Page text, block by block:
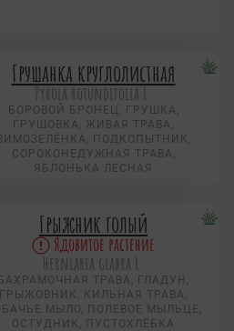
Грушанка круглолистная
Pyrola rotundifolia L.
БОРОВОЙ БРОНЕЦ, ГРУШКА,
ГРУШОВКА, ЖИВАЯ ТРАВА,
ПОДКОПЫТНИК,
СОРОКОНЕДУЖНАЯ ТРАВА,
ЯБЛОНЬКА ЛЕСНАЯ
Грыжник голый
Ядовитое растение
Herniaria glabra L.
ТРАВА, ГЛАДУН,
ГРЫЖОВНИК, КИЛЬНАЯ ТРАВА,
МЫЛО, ПОЛЕВОЕ МЫЛЬЦЕ,
ОСТУДНИК, ПУСТОХЛЁБКА